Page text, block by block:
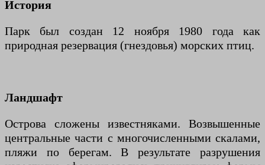
История
Парк был создан 12 ноября 1980 года как
природная резервация (гнездовья) морских птиц.
Ландшафт
Острова сложены известняками. Возвышенные
центральные части с многочисленными скалами,
пляжи по берегам. В результате разрушения